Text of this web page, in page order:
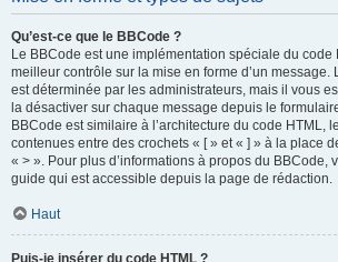
Qu’est-ce que le BBCode ?
Le BBCode est une implémentation spéciale du code
meilleur contrôle sur la mise en forme d’un message.
est déterminée par les administrateurs, mais il vous
la désactiver sur chaque message depuis le
BBCode est similaire à l’architecture du code HTML,
contenues entre des crochets « [ » et « ] » à la place
« > ». Pour plus d’informations à propos du BBCode,
guide qui est accessible depuis la page de rédaction.
Haut
Puis-je insérer du code HTML ?